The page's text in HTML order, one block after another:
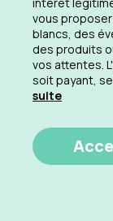
vous
blancs, des
des produits
vos attentes.
soit payant,
suite